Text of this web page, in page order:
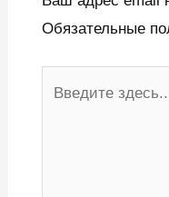
Обязательные